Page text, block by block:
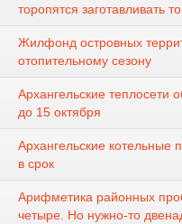
торопятся заготавливать
Жилфонд островных
отопительному сезону
Архангельские теплосети
до 15 октября
Архангельские котельные
в срок
Арифметика районных
четыре. Но нужно-то